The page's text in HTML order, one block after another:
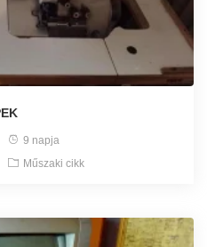
9 napja
Műszaki cikk